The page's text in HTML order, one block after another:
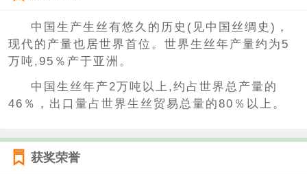
中国生产生丝有悠久的历史(见中国丝绸史)，
现代的产量也居世界首位。世界生丝年产量约为5
万吨,95％产于亚洲。
中国生丝年产2万吨以上,约占世界总产量的
46％，出口量占世界生丝贸易总量的80％以上。
获奖荣誉